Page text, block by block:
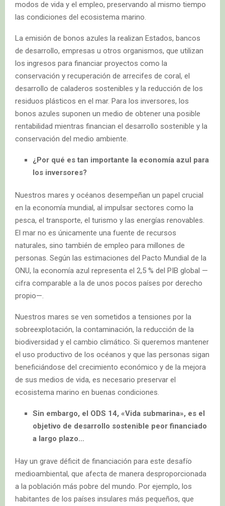
modos de vida y el empleo, preservando al mismo tiempo
las condiciones del ecosistema marino.
La emisión de bonos azules la realizan Estados, bancos
de desarrollo, empresas u otros organismos, que utilizan
los ingresos para financiar proyectos como la
conservación y recuperación de arrecifes de coral, el
desarrollo de caladeros sostenibles y la reducción de los
residuos plásticos en el mar. Para los inversores, los
bonos azules suponen un medio de obtener una posible
rentabilidad mientras financian el desarrollo sostenible y la
conservación del medio ambiente.
¿Por qué es tan importante la economía azul para
los inversores?
Nuestros mares y océanos desempeñan un papel crucial
en la economía mundial, al impulsar sectores como la
pesca, el transporte, el turismo y las energías renovables.
El mar no es únicamente una fuente de recursos
naturales, sino también de empleo para millones de
personas. Según las estimaciones del Pacto Mundial de la
ONU, la economía azul representa el 2,5 % del PIB global —
cifra comparable a la de unos pocos países por derecho
propio—.
Nuestros mares se ven sometidos a tensiones por la
sobreexplotación, la contaminación, la reducción de la
biodiversidad y el cambio climático. Si queremos mantener
el uso productivo de los océanos y que las personas sigan
beneficiándose del crecimiento económico y de la mejora
de sus medios de vida, es necesario preservar el
ecosistema marino en buenas condiciones.
Sin embargo, el ODS 14, «Vida submarina», es el
objetivo de desarrollo sostenible peor financiado
a largo plazo…
Hay un grave déficit de financiación para este desafío
medioambiental, que afecta de manera desproporcionada
a la población más pobre del mundo. Por ejemplo, los
habitantes de los países insulares más pequeños, que